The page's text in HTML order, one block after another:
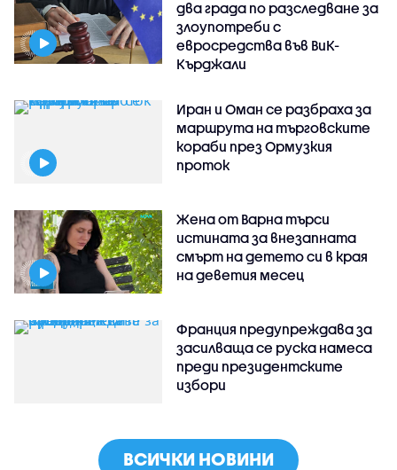
два града по разследване за
злоупотреби с
евросредства във ВиК-
Кърджали
Иран и Оман се разбраха за
маршрута на търговските
кораби през Ормузкия
проток
Жена от Варна търси
истината за внезапната
смърт на детето си в края
на деветия месец
Франция предупреждава за
засилваща се руска намеса
преди президентските
избори
ВСИЧКИ НОВИНИ